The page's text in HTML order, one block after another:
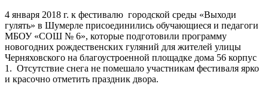
4 января 2018 г. к фестивалю городской среды «Выходи
гулять» в Шумерле присоединились обучающиеся и педагоги
МБОУ «СОШ № 6», которые подготовили программу
новогодних рождественских гуляний для жителей улицы
Черняховского на благоустроенной площадке дома 56 корпус
1. Отсутствие снега не помешало участникам фестиваля ярко
и красочно отметить праздник двора.